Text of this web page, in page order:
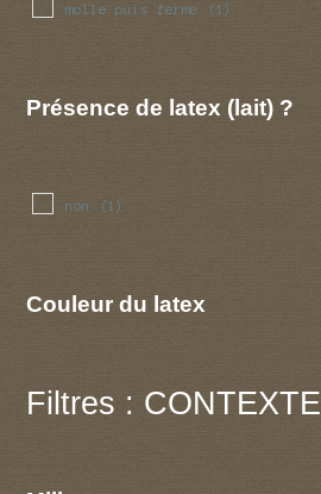
molle puis ferme (1)
Présence de latex (lait) ?
non (1)
Couleur du latex
Filtres : CONTEXTE